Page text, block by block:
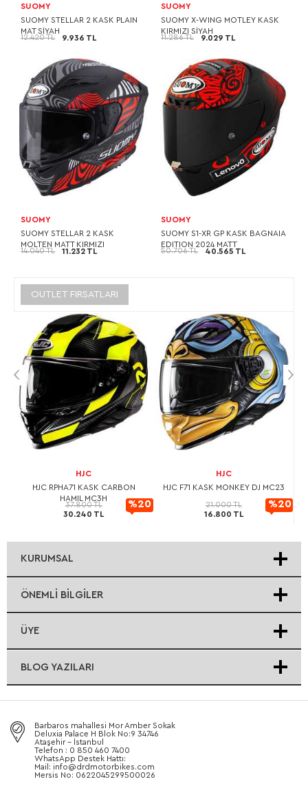
SUOMY
SUOMY STELLAR 2 KASK PLAIN
MAT SİYAH
12.420 TL 9.936 TL
SUOMY
SUOMY X-WING MOTLEY KASK
KIRMIZI SİYAH
11.286 TL 9.029 TL
SUOMY
SUOMY STELLAR 2 KASK
MOLTEN MATT KIRMIZI
14.040 TL 11.232 TL
SUOMY
SUOMY S1-XR GP KASK BAGNAIA
EDITION 2024 MATT
50.706 TL 40.565 TL
OUTLET FIRSATLARI
HJC
HJC RPHA71 KASK CARBON
HAMIL MC3H
37.800 TL
30.240 TL
%20
İndirimli
HJC
HJC F71 KASK MONKEY DJ MC23
21.000 TL
16.800 TL
%20
İndirimli
KURUMSAL
ÖNEMLI BILGILER
ÜYE
BLOG YAZILARI
Barbaros mahallesi Mor Amber Sokak
Deluxia Palace H Blok No:9 34746
Ataşehir - İstanbul
Telefon : 0 850 460 7400
WhatsApp Destek Hattı:
Mail: info@drdmotorbikes.com
Mersis No: 0622045299500026